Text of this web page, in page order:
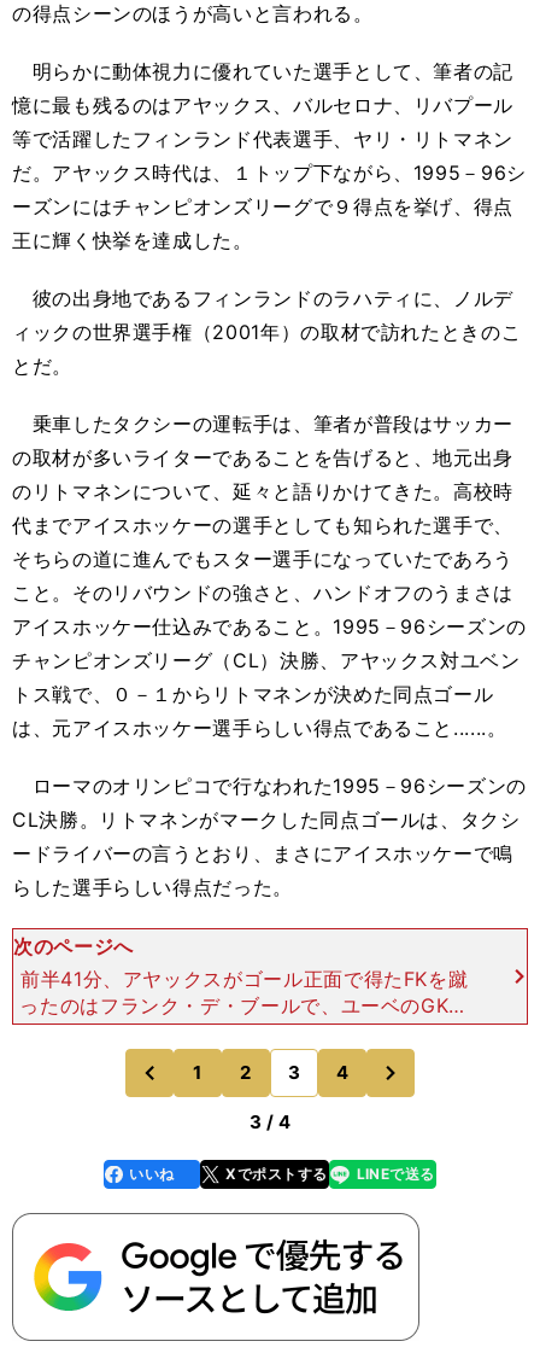
の得点シーンのほうが高いと言われる。
明らかに動体視力に優れていた選手として、筆者の記
憶に最も残るのはアヤックス、バルセロナ、リバプール
等で活躍したフィンランド代表選手、ヤリ・リトマネン
だ。アヤックス時代は、１トップ下ながら、1995－96シ
ーズンにはチャンピオンズリーグで９得点を挙げ、得点
王に輝く快挙を達成した。
彼の出身地であるフィンランドのラハティに、ノルデ
ィックの世界選手権（2001年）の取材で訪れたときのこ
とだ。
乗車したタクシーの運転手は、筆者が普段はサッカー
の取材が多いライターであることを告げると、地元出身
のリトマネンについて、延々と語りかけてきた。高校時
代までアイスホッケーの選手としても知られた選手で、
そちらの道に進んでもスター選手になっていたであろう
こと。そのリバウンドの強さと、ハンドオフのうまさは
アイスホッケー仕込みであること。1995－96シーズンの
チャンピオンズリーグ（CL）決勝、アヤックス対ユベン
トス戦で、０－１からリトマネンが決めた同点ゴール
は、元アイスホッケー選手らしい得点であること......。
ローマのオリンピコで行なわれた1995－96シーズンの
CL決勝。リトマネンがマークした同点ゴールは、タクシ
ードライバーの言うとおり、まさにアイスホッケーで鳴
らした選手らしい得点だった。
次のページへ
前半41分、アヤックスがゴール正面で得たFKを蹴
ったのはフランク・デ・ブールで、ユーベのGKア
ンジェロ・ペルッツィは、正面に向かってきたこの
左足シュートを、両手の拳で弾き返した。 その瞬
間、いち早く
前
のページへ
1 2 3 4
のページへ
3 / 4
faceboo
k
いいね Xでポストする
line LINEで送る